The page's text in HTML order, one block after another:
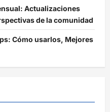
Actualizaciones
de la comunidad
Cómo usarlos, Mejores